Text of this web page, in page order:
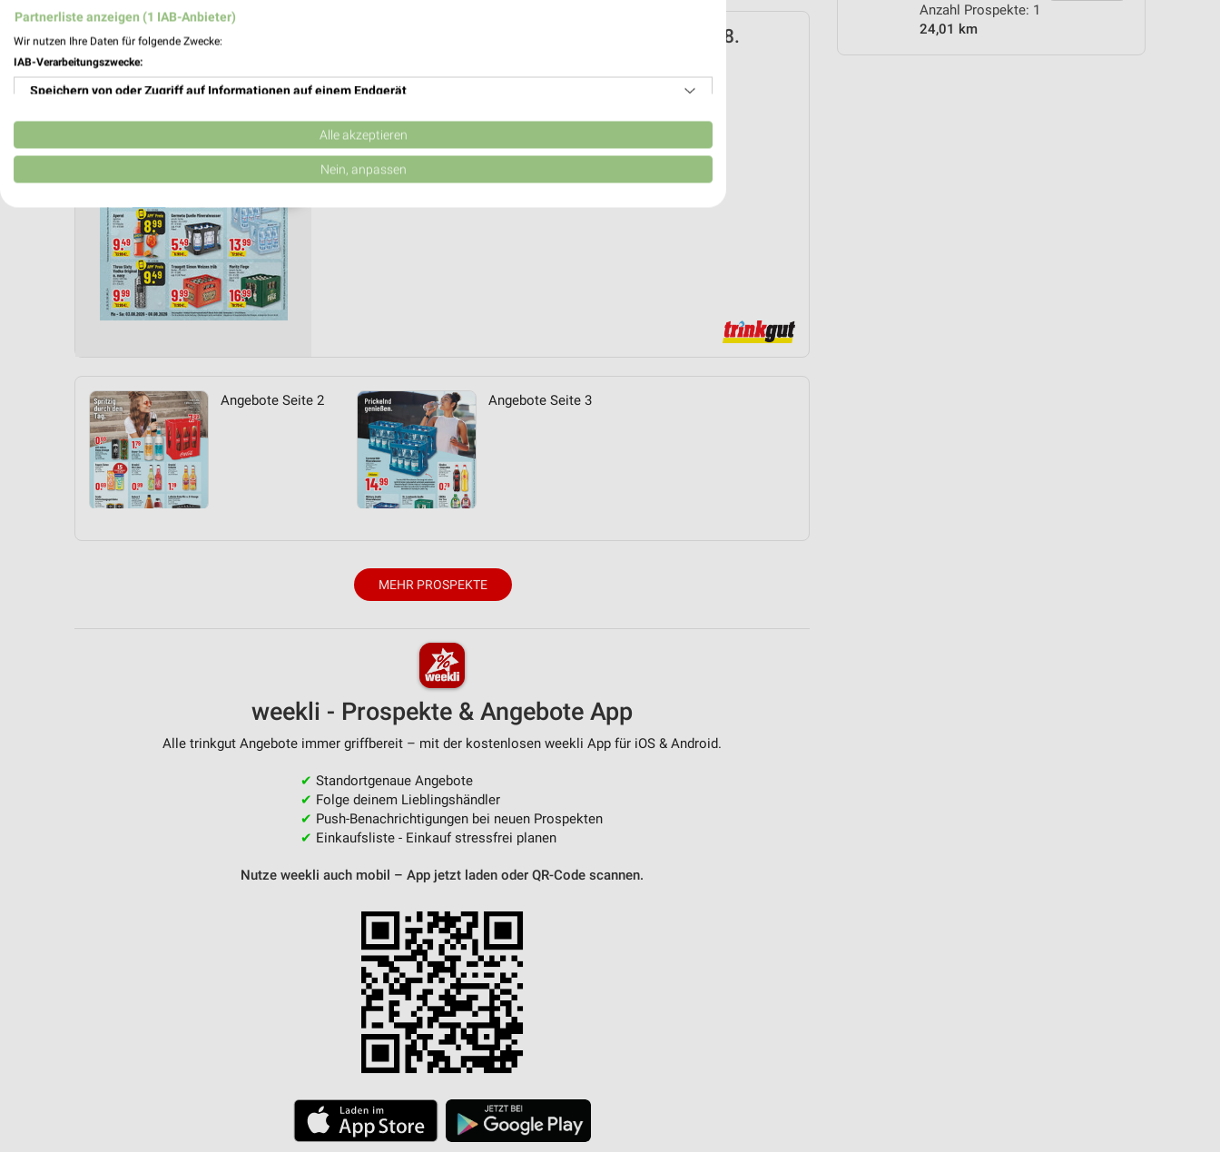
Anzahl Prospekte: 1
24,01 km
❯
trinkgut Prospekt für Kamen ab Mo. den 03.08.
📅 Kalendereintrag erstellen
PROSPEKT BLÄTTERN
Angebote Seite 2 Angebote Seite 3
MEHR PROSPEKTE
weekli - Prospekte & Angebote App
Alle trinkgut Angebote immer griffbereit – mit der kostenlosen weekli App für iOS & Android.
✔ Standortgenaue Angebote
✔ Folge deinem Lieblingshändler
✔ Push-Benachrichtigungen bei neuen Prospekten
✔ Einkaufsliste - Einkauf stressfrei planen
Nutze weekli auch mobil – App jetzt laden oder QR-Code scannen.
Partnerliste anzeigen (1 IAB-Anbieter)
Wir nutzen Ihre Daten für folgende Zwecke:
IAB-Verarbeitungszwecke:
Speichern von oder Zugriff auf Informationen auf einem Endgerät
Verwendung reduzierter Daten zur Auswahl von Werbeanzeigen
Erstellung von Profilen für personalisierte Werbung
Erstellung von Profilen zur Personalisierung von Inhalten
Verwendung von Profilen zur Auswahl personalisierter Inhalte
Messung der Werbeleistung
Analyse von Zielgruppen durch Statistiken oder Kombinationen von Daten aus verschiedenen
Entwicklung und Verbesserung der Angebote
Verwendung reduzierter Daten zur Auswahl von Inhalten
IAB-Besonderheiten:
Geräte anhand von aktiv angeforderten Informationen identifizieren
Alle akzeptieren
Nein, anpassen